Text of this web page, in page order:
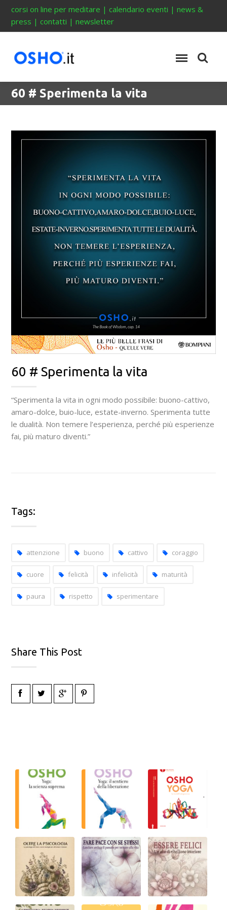
corsi on line per meditare |calendario eventi |news &
press |contatti |newsletter
60 # Sperimenta la vita
60 # Sperimenta la vita
“Sperimenta la vita in ogni modo possibile: buono-cattivo,
amaro-dolce, buio-luce, estate-inverno. Sperimenta tutte
le dualità. Non temere l’esperienza, perché più esperienze
fai, più maturo diventi.”
Tags:
attenzione buono cattivo coraggio
cuore felicità infelicità maturità
paura rispetto sperimentare
Share This Post